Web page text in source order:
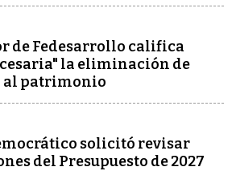
de Fedesarrollo califica
la eliminación de
al patrimonio
solicitó revisar
del Presupuesto de 2027